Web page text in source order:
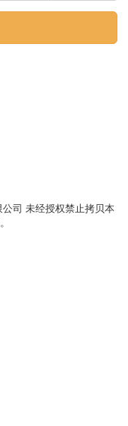
司 未经授权禁止拷贝本